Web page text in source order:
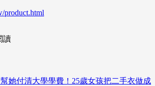
product.html
讀
她付清大學學費！25歲女孩把二手衣做成